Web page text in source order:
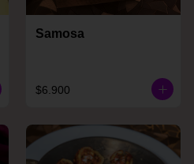
Samosa
$6.900